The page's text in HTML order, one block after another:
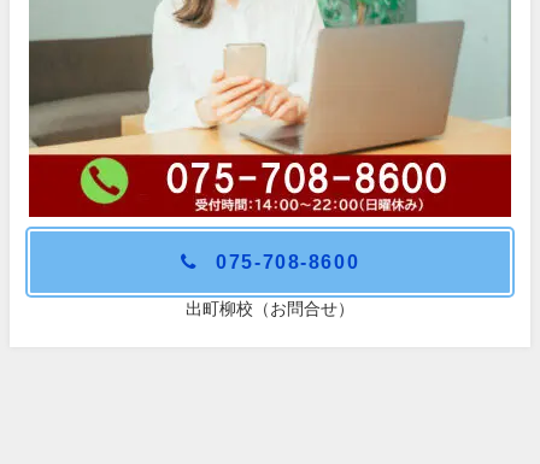
075-708-8600
出町柳校（お問合せ）